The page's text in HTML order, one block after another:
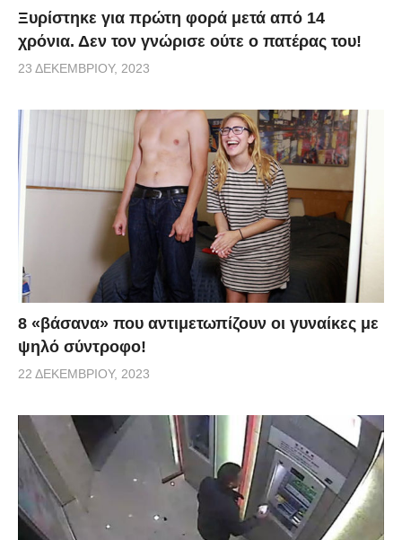
Ξυρίστηκε για πρώτη φορά μετά από 14
χρόνια. Δεν τον γνώρισε ούτε ο πατέρας του!
23 ΔΕΚΕΜΒΡΊΟΥ, 2023
8 «βάσανα» που αντιμετωπίζουν οι γυναίκες με
ψηλό σύντροφο!
22 ΔΕΚΕΜΒΡΊΟΥ, 2023